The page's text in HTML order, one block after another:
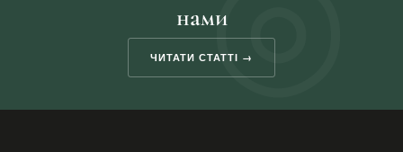
нами
ЧИТАТИ СТАТТІ →